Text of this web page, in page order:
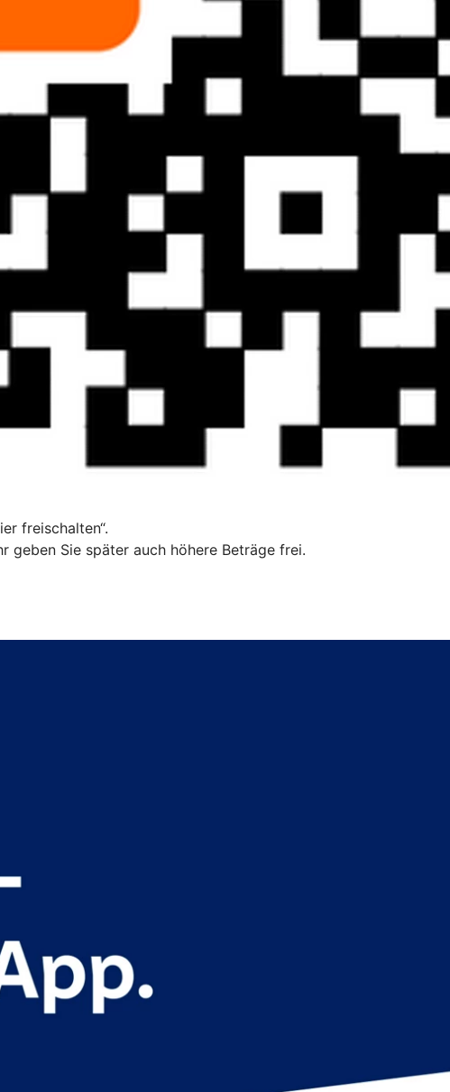
freischalten“.
geben Sie später auch höhere Beträge frei.